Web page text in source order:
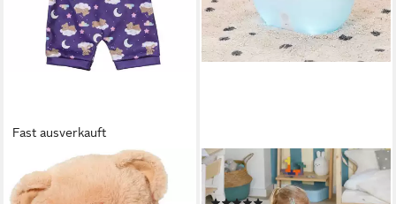
Fast ausverkauft
BABY BORN
Puppenkleidung Teddy
BABY BORN
Babypuppe Lena, 36 cm